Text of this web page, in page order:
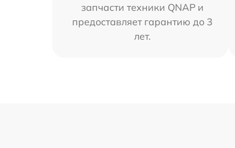
запчасти техники QNAP и
предоставляет гарантию до 3
лет.